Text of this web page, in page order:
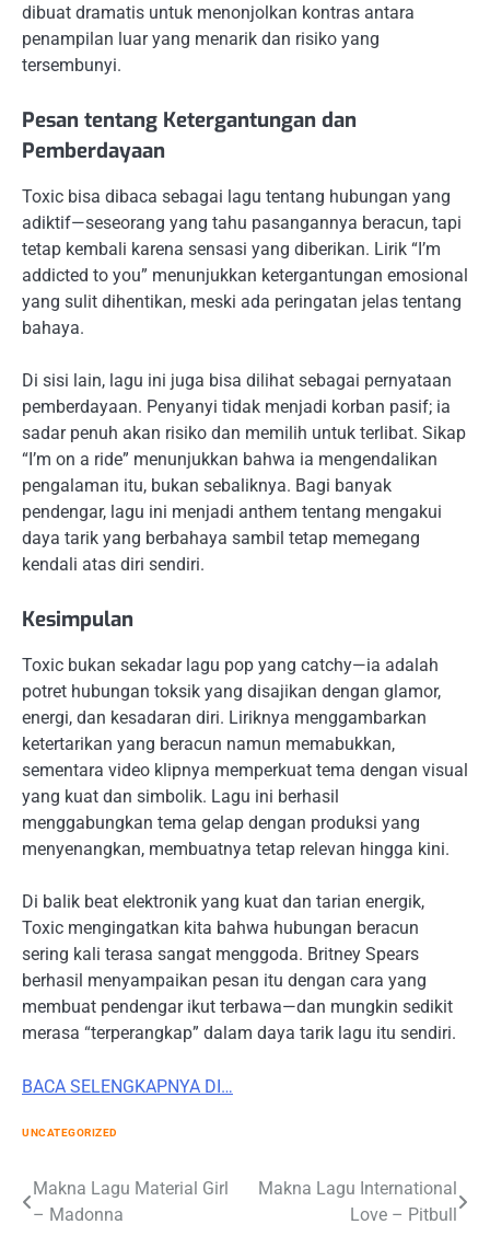
dibuat dramatis untuk menonjolkan kontras antara
penampilan luar yang menarik dan risiko yang
tersembunyi.
Pesan tentang Ketergantungan dan
Pemberdayaan
Toxic bisa dibaca sebagai lagu tentang hubungan yang
adiktif—seseorang yang tahu pasangannya beracun, tapi
tetap kembali karena sensasi yang diberikan. Lirik “I’m
addicted to you” menunjukkan ketergantungan emosional
yang sulit dihentikan, meski ada peringatan jelas tentang
bahaya.
Di sisi lain, lagu ini juga bisa dilihat sebagai pernyataan
pemberdayaan. Penyanyi tidak menjadi korban pasif; ia
sadar penuh akan risiko dan memilih untuk terlibat. Sikap
“I’m on a ride” menunjukkan bahwa ia mengendalikan
pengalaman itu, bukan sebaliknya. Bagi banyak
pendengar, lagu ini menjadi anthem tentang mengakui
daya tarik yang berbahaya sambil tetap memegang
kendali atas diri sendiri.
Kesimpulan
Toxic bukan sekadar lagu pop yang catchy—ia adalah
potret hubungan toksik yang disajikan dengan glamor,
energi, dan kesadaran diri. Liriknya menggambarkan
ketertarikan yang beracun namun memabukkan,
sementara video klipnya memperkuat tema dengan visual
yang kuat dan simbolik. Lagu ini berhasil
menggabungkan tema gelap dengan produksi yang
menyenangkan, membuatnya tetap relevan hingga kini.
Di balik beat elektronik yang kuat dan tarian energik,
Toxic mengingatkan kita bahwa hubungan beracun
sering kali terasa sangat menggoda. Britney Spears
berhasil menyampaikan pesan itu dengan cara yang
membuat pendengar ikut terbawa—dan mungkin sedikit
merasa “terperangkap” dalam daya tarik lagu itu sendiri.
BACA SELENGKAPNYA DI…
UNCATEGORIZED
Post
Makna Lagu Material Girl
– Madonna
Makna Lagu International
Love – Pitbull